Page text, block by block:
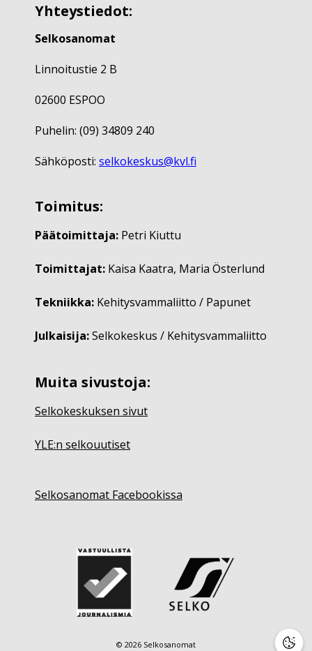
Yhteystiedot:
Selkosanomat
Linnoitustie 2 B
02600 ESPOO
Puhelin: (09) 34809 240
Sähköposti: selkokeskus@kvl.fi
Toimitus:
Päätoimittaja: Petri Kiuttu
Toimittajat: Kaisa Kaatra, Maria Österlund
Tekniikka: Kehitysvammaliitto / Papunet
Julkaisija:Selkokeskus / Kehitysvammaliitto
Muita sivustoja:
Selkokeskuksen sivut
YLE:n selkouutiset
Selkosanomat Facebookissa
© 2026 Selkosanomat